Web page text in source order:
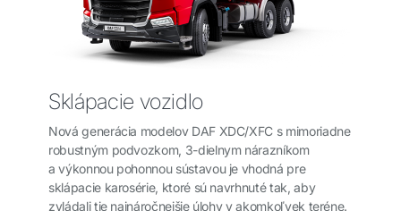
Sklápacie vozidlo
Nová generácia modelov DAF XDC/XFC s mimoriadne
robustným podvozkom, 3-dielnym nárazníkom
a výkonnou pohonnou sústavou je vhodná pre
sklápacie karosérie, ktoré sú navrhnuté tak, aby
zvládali tie najnáročnejšie úlohy v akomkoľvek teréne.